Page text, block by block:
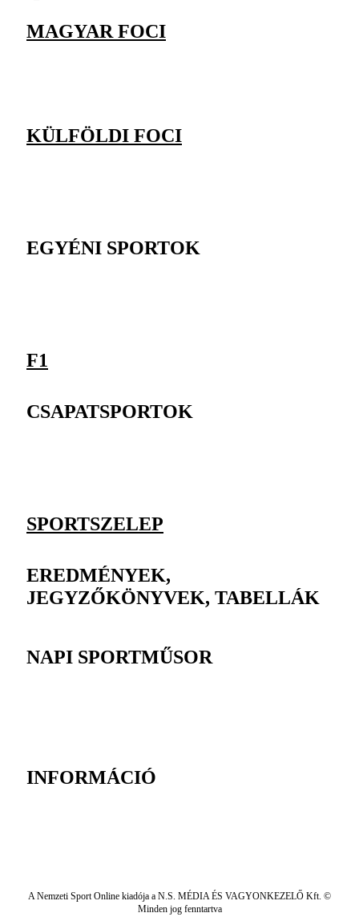
MAGYAR FOCI
KÜLFÖLDI FOCI
EGYÉNI SPORTOK
F1
CSAPATSPORTOK
SPORTSZELEP
EREDMÉNYEK,
JEGYZŐKÖNYVEK, TABELLÁK
NAPI SPORTMŰSOR
INFORMÁCIÓ
A Nemzeti Sport Online kiadója a N.S. MÉDIA ÉS VAGYONKEZELŐ Kft. ©
Minden jog fenntartva